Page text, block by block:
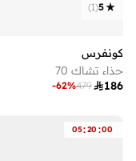
5
(
1
)
كونفرس
حذاء تشاك 70
186
479
-62%
05:20 :00